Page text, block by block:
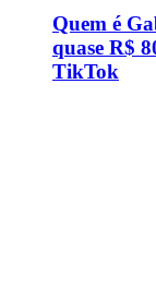
Quem é
quase R$
TikTok